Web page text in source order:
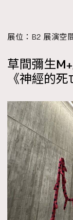
展位：B2 展演空
草間彌生
《神經的